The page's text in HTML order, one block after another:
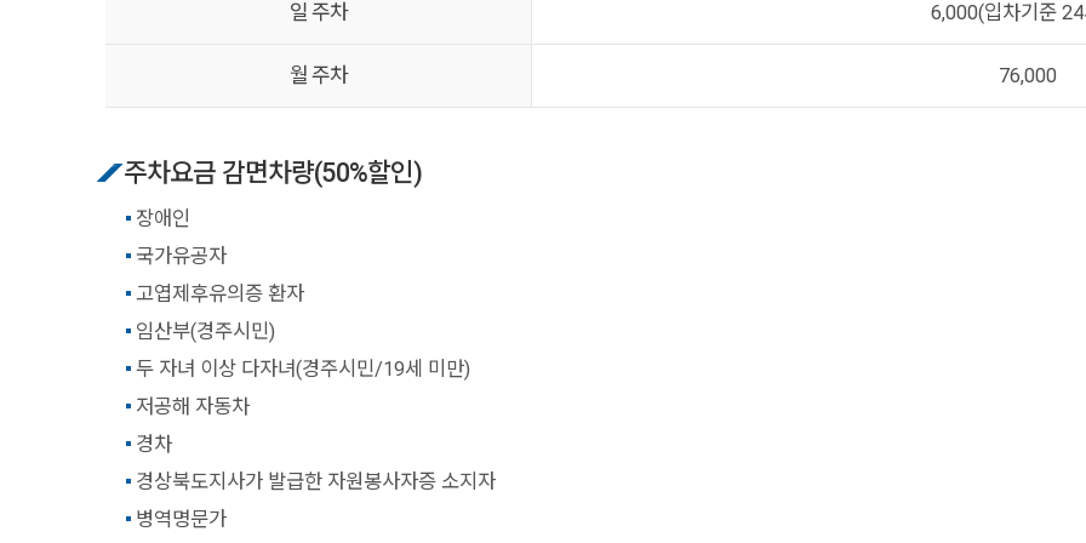
일 주차 6,000(입차기준
월 주차 76,000
주차요금 감면차량(50%할인)
장애인
국가유공자
고엽제후유의증 환자
임산부(경주시민)
두 자녀 이상 다자녀(경주시민/19세 미만)
저공해 자동차
경차
경상북도지사가 발급한 자원봉사자증 소지자
병역명문가